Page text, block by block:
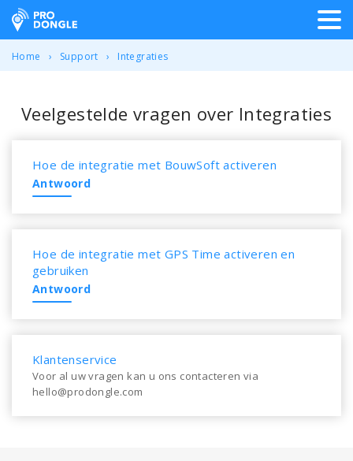
ProDongle Track & Trace
Home Support Integraties
Veelgestelde vragen over Integraties
Hoe de integratie met BouwSoft activeren
Antwoord
Hoe de integratie met GPS Time activeren en
gebruiken
Antwoord
Klantenservice
Voor al uw vragen kan u ons contacteren via
hello@prodongle.com